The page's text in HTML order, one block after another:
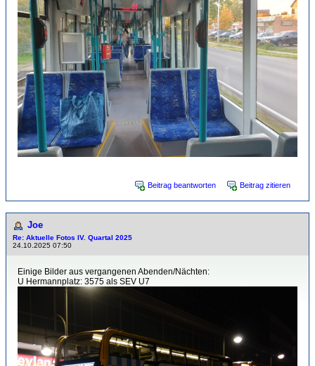
Beitrag beantworten Beitrag zitieren
Joe
Re: Aktuelle Fotos IV. Quartal 2025
24.10.2025 07:50
Einige Bilder aus vergangenen Abenden/Nächten:
U Hermannplatz: 3575 als SEV U7